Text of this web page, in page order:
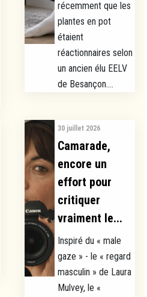
récemment que les
plantes en pot
étaient
réactionnaires selon
un ancien élu EELV
de Besançon....
30 juillet 2026
Camarade,
encore un
effort pour
critiquer
vraiment le...
Inspiré du « male
gaze » - le « regard
masculin » de Laura
Mulvey, le «